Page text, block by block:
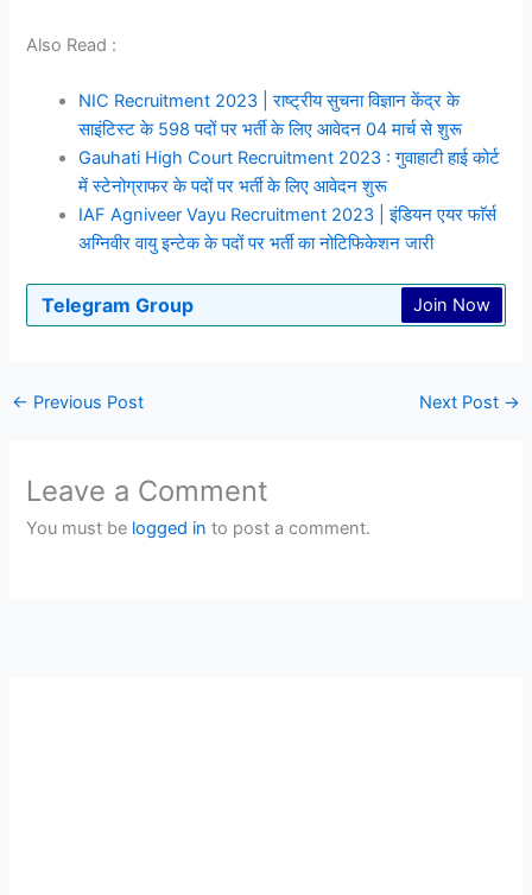
Also Read :
NIC Recruitment 2023 | राष्ट्रीय सुचना विज्ञान केंद्र के
साइंटिस्ट के 598 पदों पर भर्ती के लिए आवेदन 04 मार्च से शुरू
Gauhati High Court Recruitment 2023 : गुवाहाटी हाई कोर्ट
में स्टेनोग्राफर के पदों पर भर्ती के लिए आवेदन शुरू
IAF Agniveer Vayu Recruitment 2023 | इंडियन एयर फाॅर्स
अग्निवीर वायु इन्टेक के पदों पर भर्ती का नोटिफिकेशन जारी
Telegram Group Join Now
← Previous Post Next Post →
Leave a Comment
You must be logged in to post a comment.